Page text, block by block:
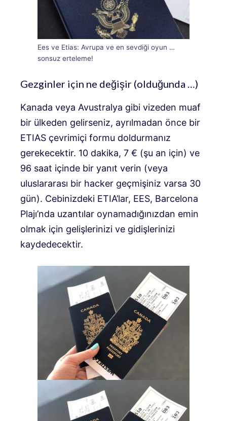
Ees ve Etias: Avrupa ve en sevdiği oyun …
sonsuz erteleme!
Gezginler için ne değişir (olduğunda …)
Kanada veya Avustralya gibi vizeden muaf
bir ülkeden gelirseniz, ayrılmadan önce bir
ETIAS çevrimiçi formu doldurmanız
gerekecektir. 10 dakika, 7 € (şu an için) ve
96 saat içinde bir yanıt verin (veya
uluslararası bir hacker geçmişiniz varsa 30
gün). Cebinizdeki ETIA’lar, EES, Barcelona
Plajı’nda uzantılar oynamadığınızdan emin
olmak için gelişlerinizi ve gidişlerinizi
kaydedecektir.